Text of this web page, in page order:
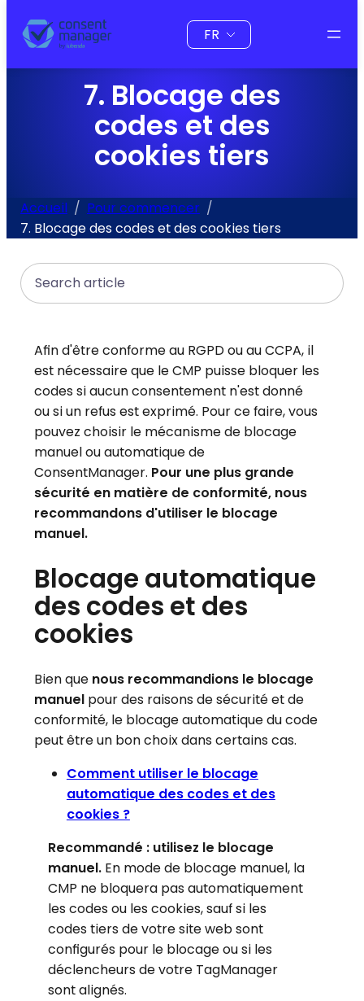
contenu
Choisir
une
langue
7. Blocage des
codes et des
cookies tiers
Accueil
Pour commencer
7. Blocage des codes et des cookies tiers
Search
Afin d'être conforme au RGPD ou au CCPA, il
est nécessaire que le CMP puisse bloquer les
codes si aucun consentement n'est donné
ou si un refus est exprimé. Pour ce faire, vous
pouvez choisir le mécanisme de blocage
manuel ou automatique de
ConsentManager. Pour une plus grande
sécurité en matière de conformité, nous
recommandons d'utiliser le blocage
manuel.
Blocage automatique
des codes et des
cookies
Bien que nous recommandions le blocage
manuelpour des raisons de sécurité et de
conformité, le blocage automatique du code
peut être un bon choix dans certains cas.
Comment utiliser le blocage
automatique des codes et des
cookies ?
Recommandé : utilisez le blocage
manuel.En mode de blocage manuel, la
CMP ne bloquera pas automatiquement
les codes ou les cookies, sauf si les
codes tiers de votre site web sont
configurés pour le blocage ou si les
déclencheurs de votre TagManager
sont alignés.